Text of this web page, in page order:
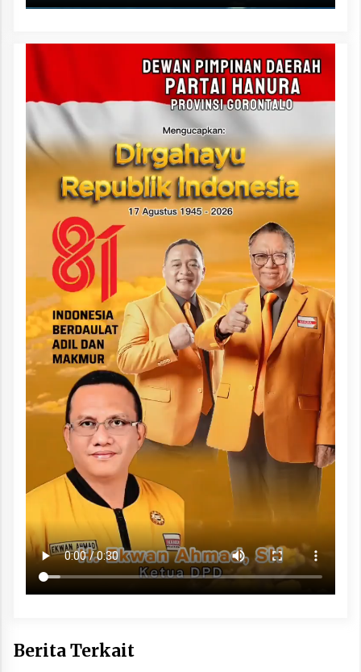
Berita Terkait